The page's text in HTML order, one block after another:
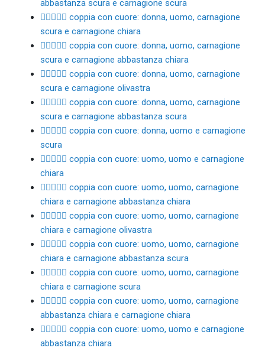
abbastanza scura e carnagione scura
👩🏿‍❤️‍👨🏻 coppia con cuore: donna, uomo, carnagione
scura e carnagione chiara
👩🏿‍❤️‍👨🏼 coppia con cuore: donna, uomo, carnagione
scura e carnagione abbastanza chiara
👩🏿‍❤️‍👨🏽 coppia con cuore: donna, uomo, carnagione
scura e carnagione olivastra
👩🏿‍❤️‍👨🏾 coppia con cuore: donna, uomo, carnagione
scura e carnagione abbastanza scura
👩🏿‍❤️‍👨🏿 coppia con cuore: donna, uomo e carnagione
scura
👨🏻‍❤️‍👨🏻 coppia con cuore: uomo, uomo e carnagione
chiara
👨🏻‍❤️‍👨🏼 coppia con cuore: uomo, uomo, carnagione
chiara e carnagione abbastanza chiara
👨🏻‍❤️‍👨🏽 coppia con cuore: uomo, uomo, carnagione
chiara e carnagione olivastra
👨🏻‍❤️‍👨🏾 coppia con cuore: uomo, uomo, carnagione
chiara e carnagione abbastanza scura
👨🏻‍❤️‍👨🏿 coppia con cuore: uomo, uomo, carnagione
chiara e carnagione scura
👨🏼‍❤️‍👨🏻 coppia con cuore: uomo, uomo, carnagione
abbastanza chiara e carnagione chiara
👨🏼‍❤️‍👨🏼 coppia con cuore: uomo, uomo e carnagione
abbastanza chiara